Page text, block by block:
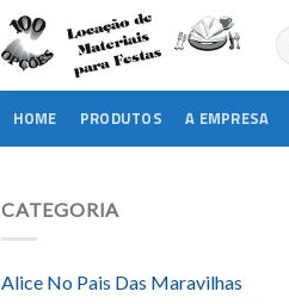
HOME PRODUTOS A EMPRESA
CATEGORIA
Alice No Pais Das Maravilhas